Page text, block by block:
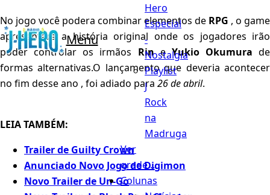
Menu
Hero
Especial
-
Nostalgia
Playlist
J
Rock
na
Madruga
Ver
grade...
Colunas
No jogo você podera combinar elementos de RPG , o game
apresentara a história original onde os jogadores irão
poder controlar os irmãos RineYukio Okumura de
formas alternativas.O lançamento que deveria acontecer
no fim desse ano , foi adiado para 26 de abril.
LEIA TAMBÉM:
Trailer de Guilty Crown
Anunciado Novo Jogo de Digimon
Novo Trailer de Un-Go